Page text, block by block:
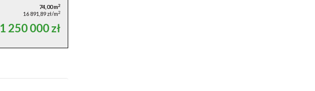
74,00 m2
16 891,89 zł/m2
1 250 000 zł